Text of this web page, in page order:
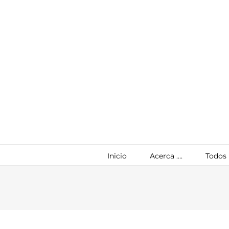
Inicio Acerca ….